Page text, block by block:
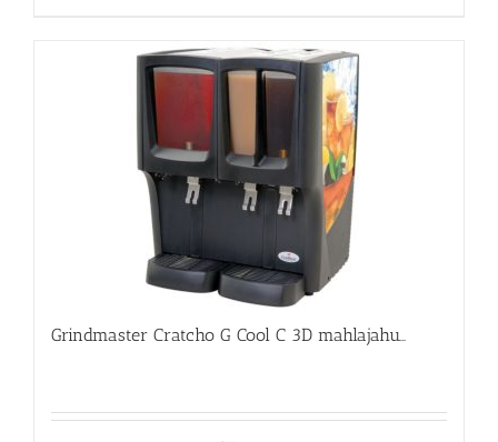
Grindmaster Cratcho G Cool C 3D mahlajahuti